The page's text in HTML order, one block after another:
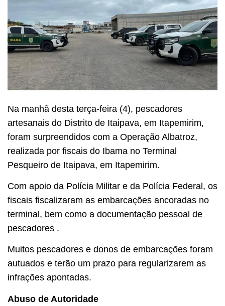
Na manhã desta terça-feira (4), pescadores
artesanais do Distrito de Itaipava, em Itapemirim,
foram surpreendidos com a Operação Albatroz,
realizada por fiscais do Ibama no Terminal
Pesqueiro de Itaipava, em Itapemirim.
Com apoio da Polícia Militar e da Polícia Federal, os
fiscais fiscalizaram as embarcações ancoradas no
terminal, bem como a documentação pessoal de
pescadores .
Muitos pescadores e donos de embarcações foram
autuados e terão um prazo para regularizarem as
infrações apontadas.
Abuso de Autoridade